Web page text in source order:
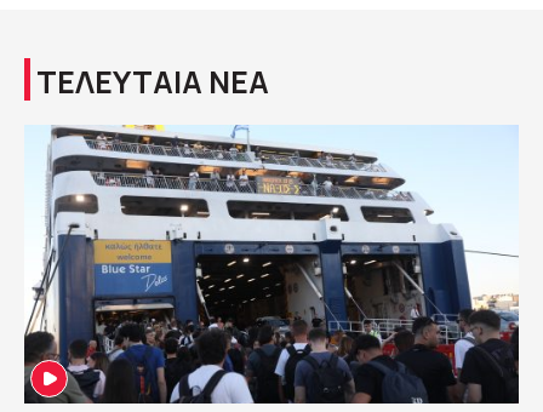
ΤΕΛΕΥΤΑΙΑ ΝΕΑ